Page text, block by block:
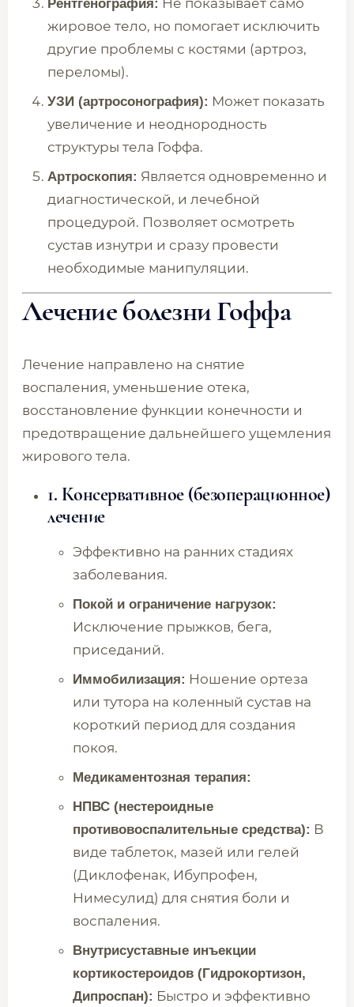
Рентгенография: Не показывает само
жировое тело, но помогает исключить
другие проблемы с костями (артроз,
переломы).
УЗИ (артросонография): Может показать
увеличение и неоднородность
структуры тела Гоффа.
Артроскопия: Является одновременно и
диагностической, и лечебной
процедурой. Позволяет осмотреть
сустав изнутри и сразу провести
необходимые манипуляции.
Лечение болезни Гоффа
Лечение направлено на снятие
воспаления, уменьшение отека,
восстановление функции конечности и
предотвращение дальнейшего ущемления
жирового тела.
1. Консервативное (безоперационное)
лечение
Эффективно на ранних стадиях
заболевания.
Покой и ограничение нагрузок:
Исключение прыжков, бега,
приседаний.
Иммобилизация: Ношение ортеза
или тутора на коленный сустав на
короткий период для создания
покоя.
Медикаментозная терапия:
НПВС (нестероидные
противовоспалительные средства): В
виде таблеток, мазей или гелей
(Диклофенак, Ибупрофен,
Нимесулид) для снятия боли и
воспаления.
Внутрисуставные инъекции
кортикостероидов (Гидрокортизон,
Дипроспан): Быстро и эффективно